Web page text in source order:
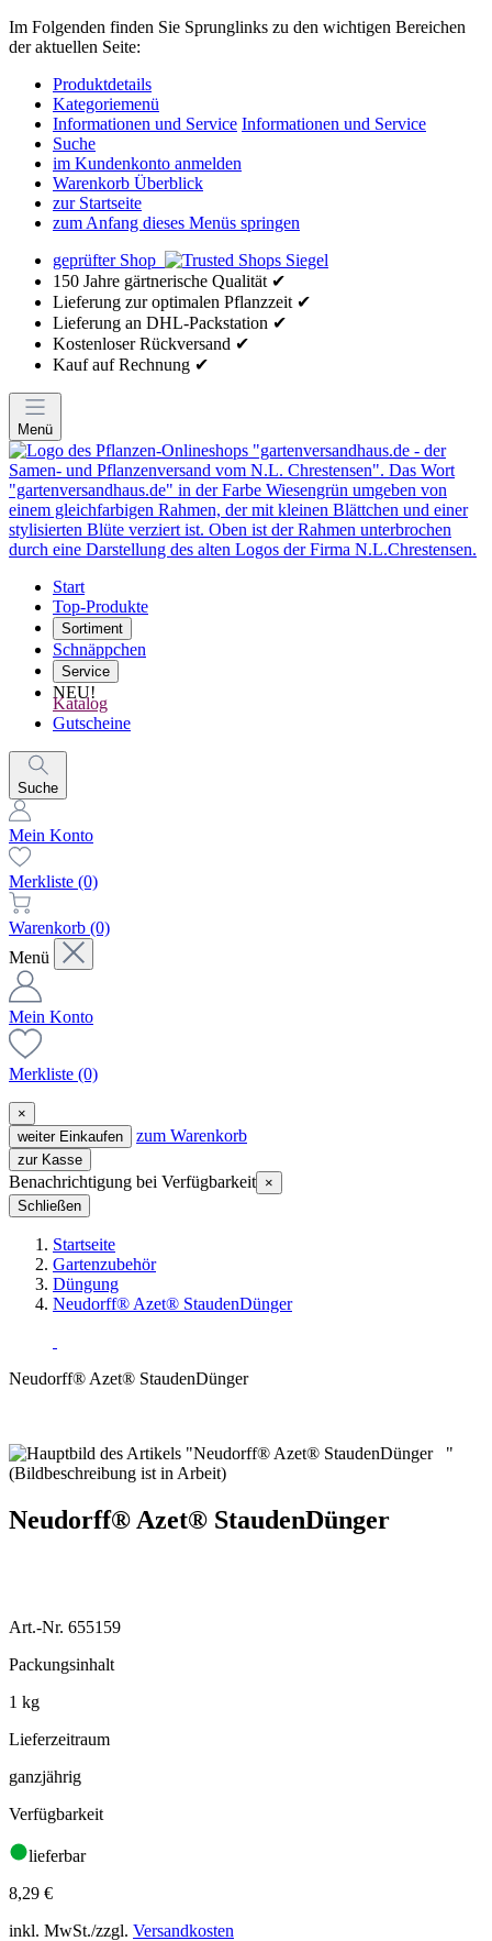
Im Folgenden finden Sie Sprunglinks zu den wichtigen Bereichen
der aktuellen Seite:
Produktdetails
Kategoriemenü
Informationen und Service Informationen und Service
Suche
im Kundenkonto anmelden
Warenkorb Überblick
zur Startseite
zum Anfang dieses Menüs springen
geprüfter Shop
150 Jahre gärtnerische Qualität ✔
Lieferung zur optimalen Pflanzzeit ✔
Lieferung an DHL-Packstation ✔
Kostenloser Rückversand ✔
Kauf auf Rechnung ✔
Menü
Start
Top-Produkte
Sortiment
Schnäppchen
Service
NEU!
Katalog
Gutscheine
Suche
Mein Konto
Merkliste (0)
Warenkorb (0)
Menü
Mein Konto
Merkliste (0)
×
weiter Einkaufen
zum Warenkorb
zur Kasse
Benachrichtigung bei Verfügbarkeit ×
Schließen
Startseite
Gartenzubehör
Düngung
Neudorff® Azet® StaudenDünger
Neudorff® Azet® StaudenDünger
Neudorff® Azet® StaudenDünger
Art.-Nr. 655159
Packungsinhalt
1 kg
Lieferzeitraum
ganzjährig
Verfügbarkeit
lieferbar
8,29 €
inkl. MwSt./zzgl. Versandkosten